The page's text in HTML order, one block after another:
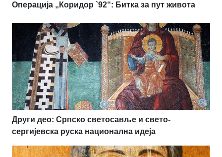
Операција „Коридор `92“: Битка за пут живота
Други део: Српско светосавље и свето-
сергијевска руска национална идеја